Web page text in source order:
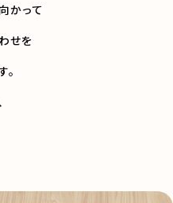
かって
せを